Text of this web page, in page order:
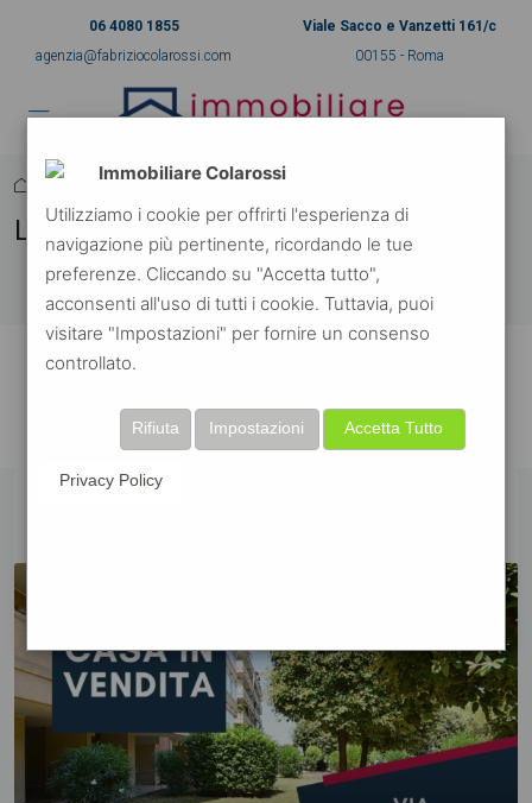
06 4080 1855
agenzia@fabriziocolarossi.com
Viale Sacco e Vanzetti 161/c
00155 - Roma
Los Angeles
Immobiliare Colarossi
Utilizziamo i cookie per offrirti l'esperienza di
navigazione più pertinente, ricordando le tue
preferenze. Cliccando su "Accetta tutto",
acconsenti all'uso di tutti i cookie. Tuttavia, puoi
visitare "Impostazioni" per fornire un consenso
controllato.
Accetta Tutto
Impostazioni
Rifiuta
Privacy Policy